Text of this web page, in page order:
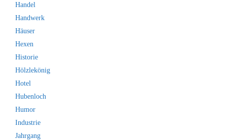
Handel
Handwerk
Häuser
Hexen
Historie
Hölzlekönig
Hotel
Hubenloch
Humor
Industrie
Jahrgang